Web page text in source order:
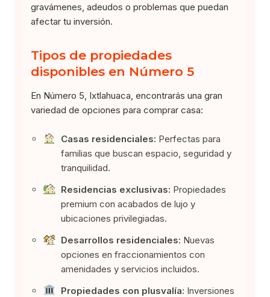
gravámenes, adeudos o problemas que puedan
afectar tu inversión.
Tipos de propiedades
disponibles en Número 5
En Número 5, Ixtlahuaca, encontrarás una gran
variedad de opciones para comprar casa:
Casas residenciales: Perfectas para
familias que buscan espacio, seguridad y
tranquilidad.
Residencias exclusivas: Propiedades
premium con acabados de lujo y
ubicaciones privilegiadas.
Desarrollos residenciales: Nuevas
opciones en fraccionamientos con
amenidades y servicios incluidos.
Propiedades con plusvalía: Inversiones